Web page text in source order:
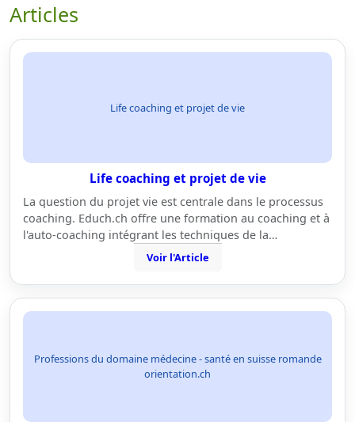
Articles
Life coaching et projet de vie
Life coaching et projet de vie
La question du projet vie est centrale dans le processus
coaching. Educh.ch offre une formation au coaching et à
l'auto-coaching intégrant les techniques de la…
Voir l'Article
Professions du domaine médecine - santé en suisse romande
orientation.ch